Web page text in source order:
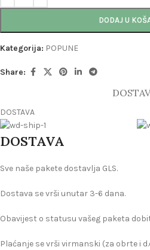
DODAJ U
Kategorija: POPUNE
Share:
DOSTAVA
DOSTAVA
Sve naše pakete dostavlja GLS.
Dostava se vrši unutar 3-6 dana.
Obavijest o statusu vašeg paketa
Plaćanje se vrši virmanski (za obrte i